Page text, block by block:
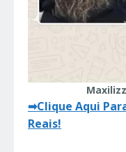
➡Clique Aqui
Reais!